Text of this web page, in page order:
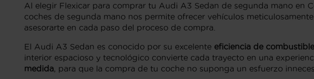
Al elegir Flexicar para comprar tu Audi A3 Sedan de segunda mano en
coches de segunda mano nos permite ofrecer vehículos
asesorarte en cada paso del proceso de compra.
El Audi A3 Sedan es conocido por su excelente eficiencia de combustible
interior espacioso y tecnológico convierte cada trayecto en una
medida, para que la compra de tu coche no suponga un esfuerzo